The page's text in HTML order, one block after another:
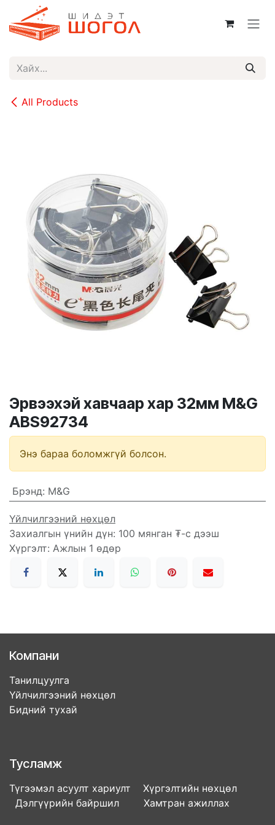
Skip to Content
All Products
Эрвээхэй хавчаар хар 32мм M&G
ABS92734
Энэ бараа боломжгүй болсон.
Брэнд: M&G
Үйлчилгээний нөхцөл
Захиалгын үнийн дүн: 100 мянган ₮-с дээш
Хүргэлт: Ажлын 1 өдөр
Компани
Танилцуулга
Үйлчилгээний нөхцөл
Бидний тухай
Тусламж
Түгээмэл асуулт хариулт Хүргэлтийн нөхцөл
Дэлгүүрийн байршил Хамтран ажиллах